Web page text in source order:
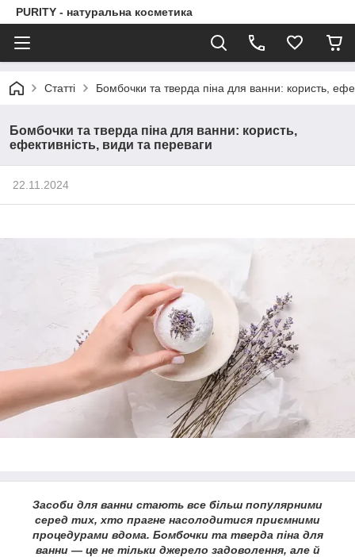
PURITY - натуральна косметика
Статті Бомбочки та тверда піна для ванни: користь,
Бомбочки та тверда піна для ванни: користь,
ефективність, види та переваги
22.11.2024
Засоби для ванни стають все більш популярними
серед тих, хто прагне насолодитися приємними
процедурами вдома. Бомбочки та тверда піна для
ванни — це не тільки джерело задоволення, але й